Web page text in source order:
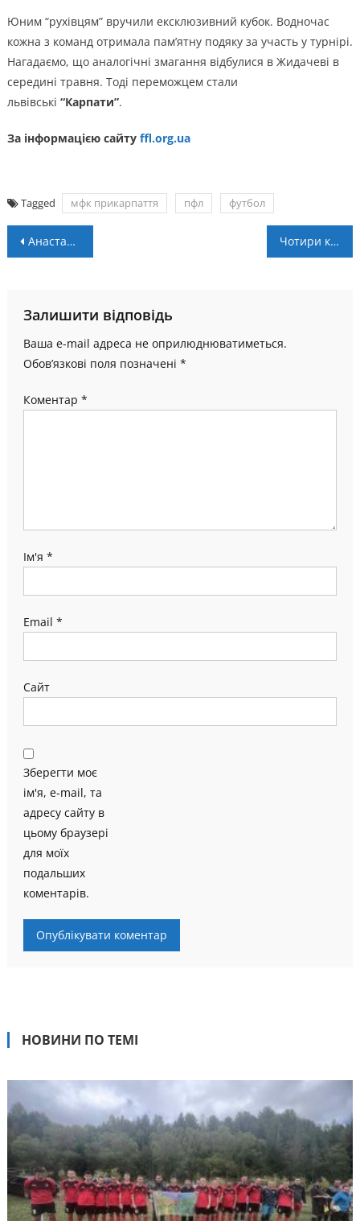
Юним “рухівцям” вручили ексклюзивний кубок. Водночас
кожна з команд отримала пам’ятну подяку за участь у турнірі.
Нагадаємо, що аналогічні змагання відбулися в Жидачеві в
середині травня. Тоді переможцем стали
львівські “Карпати”.
За інформацією сайту ffl.org.ua
Tagged мфк прикарпаття пфл футбол
Навігація
Анастасія Василишин стала чемпіонкою Швейцарії Чотири команди зіграли на турнірі в Угорниках
Залишити відповідь
Ваша e-mail адреса не оприлюднюватиметься.
Обов’язкові поля позначені *
Коментар *
Ім'я *
Email *
Сайт
Зберегти моє
ім'я, e-mail, та
адресу сайту в
цьому браузері
для моїх
подальших
коментарів.
НОВИНИ ПО ТЕМІ